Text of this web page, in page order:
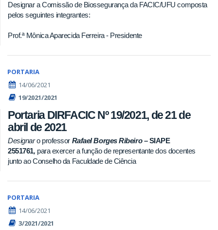
Designar a Comissão de Biossegurança da FACIC/UFU composta
pelos seguintes integrantes:
Prof.ª Mônica Aparecida Ferreira - Presidente
PORTARIA
14/06/2021
19/2021/2021
Portaria DIRFACIC Nº 19/2021, de 21 de
abril de 2021
Designaro professor Rafael Borges Ribeiro –SIAPE
2551761, para exercer a função de representante dos docentes
junto ao Conselho da Faculdade de Ciência
PORTARIA
14/06/2021
3/2021/2021